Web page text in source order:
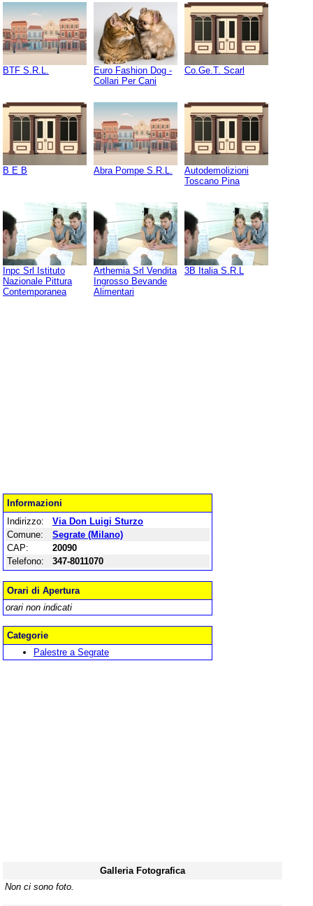
BTF S.R.L.
Euro Fashion Dog -
Collari Per Cani
Co.Ge.T. Scarl
B E B Abra Pompe S.R.L.
Autodemolizioni
Toscano Pina
Inpc Srl Istituto
Nazionale Pittura
Contemporanea
Arthemia Srl Vendita
Ingrosso Bevande
Alimentari
3B Italia S.R.L
Informazioni
Indirizzo:
Via Don Luigi Sturzo
Comune:
Segrate (Milano)
CAP:
20090
Telefono:
347-8011070
Orari di Apertura
orari non indicati
Categorie
Palestre a Segrate
Galleria Fotografica
Non ci sono foto.